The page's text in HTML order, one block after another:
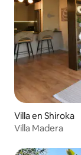
Villa en Shiroka
Villa Madera